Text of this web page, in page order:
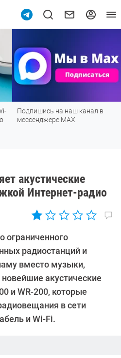
Подпишись на наш канал в
мессенджере МАХ
акустические
Интернет-радио
ограниченного
радиостанций и
вместо музыки,
акустические
и WR-200, которые
в сети
и Wi-Fi.